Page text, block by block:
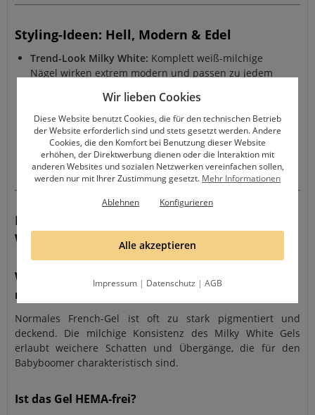
Styling-Ideen: Hell, Modern & Edel
Trend-Look Milky White: Komplett weiß-milchige
Nägel wirken extrem modern und passen zu jedem
verschiedenen Pastelltönen für sommerliche Verläufe.
Hochzeits-Nägel:Die sanfte Optik ist die erste Wahl
für Bräute, die ein natürliches und dennoch festliches
Design wünschen.
FAQ – Häufig gestellte Fragen zum Milky
White Allergiker Gel
Warum ist dieses Weiß besser für Babyboomer als
normales French-Gel?
Normales French-Gel ist oft zu stark pigmentiert und
deckend. Die milchige Konsistenz des Milky White Gels
erlaubt weichere Schatten und Übergänge, die für den
Babyboomer charakteristisch sind.
Ist das Gel HEMA-frei?
Wir lieben Cookies
Diese Website benutzt Cookies, die für den technischen Betrieb
der Website erforderlich sind und stets gesetzt werden. Andere
Cookies, die den Komfort bei Benutzung dieser Website
erhöhen, der Direktwerbung dienen oder die Interaktion mit
anderen Websites und sozialen Netzwerken vereinfachen sollen,
werden nur mit Ihrer Zustimmung gesetzt. Mehr Informationen
Ablehnen
Konfigurieren
Alle akzeptieren
Impressum | Datenschutz | AGB